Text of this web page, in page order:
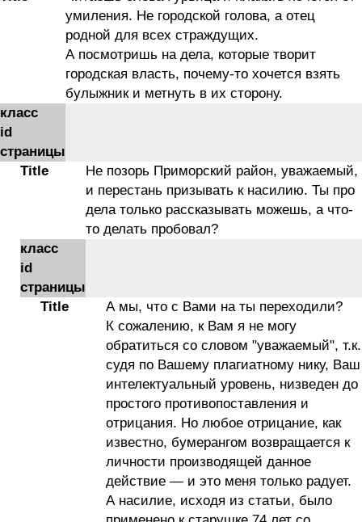
умиления. Не городской голова, а отец
родной для всех страждущих.
А посмотришь на дела, которые творит
городская власть, почему-то хочется взять
булыжник и метнуть в их сторону.
класс
id
страницы
Title
Не позорь Приморский район, уважаемый,
и перестань призывать к насилию. Ты про
дела только рассказывать можешь, а что-
то делать пробовал?
класс
id
страницы
Title
А мы, что с Вами на ты переходили?
К сожалению, к Вам я не могу
обратиться со словом "уважаемый", т.к.
судя по Вашему плагиатному нику, Ваш
интелектуальный уровень, низведен до
простого противопоставления и
отрицания. Но любое отрицание, как
известно, бумерангом возвращается к
личности производящей данное
действие — и это меня только радует.
А насилие, исходя из статьи, было